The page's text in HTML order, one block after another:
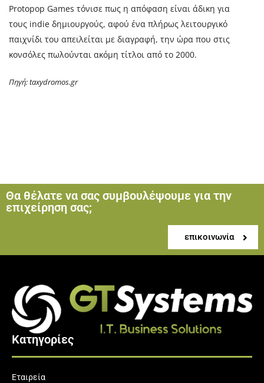
Protopop Games τόνισε πως η απόφαση είναι άδικη για
τους indie δημιουργούς, αφού ένα πλήρως λειτουργικό
παιχνίδι του απειλείται με διαγραφή, την ώρα που στις
κονσόλες πωλούνται ακόμη τίτλοι από το 2000.
Πηγή: taxydromos.gr
Θα θέλατε να σας συμβουλέψουμε για την
επιχείρηση σας;
επικοινωνία
Κατηγορίες
Εταιρεία